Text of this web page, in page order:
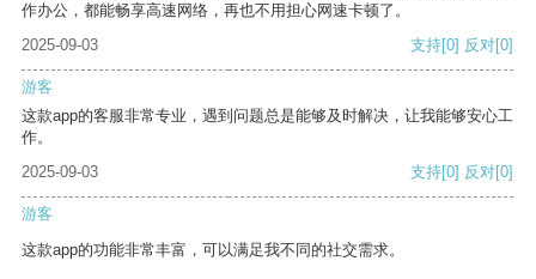
作办公，都能畅享高速网络，再也不用担心网速卡顿了。
2025-09-03
支持[0] 反对[0]
游客
这款app的客服非常专业，遇到问题总是能够及时解决，让我能够安心工
作。
2025-09-03
支持[0] 反对[0]
游客
这款app的功能非常丰富，可以满足我不同的社交需求。